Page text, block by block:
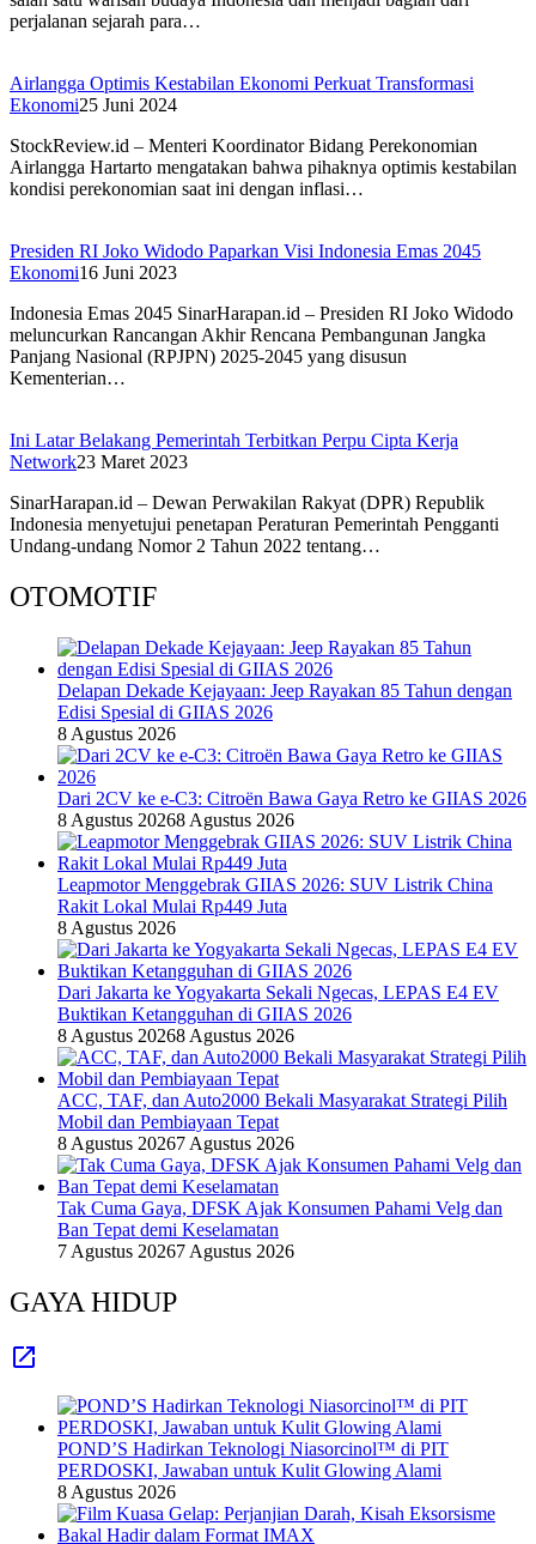
perjalanan sejarah para…
Airlangga Optimis Kestabilan Ekonomi Perkuat Transformasi
Ekonomi25 Juni 2024
StockReview.id – Menteri Koordinator Bidang Perekonomian
Airlangga Hartarto mengatakan bahwa pihaknya optimis kestabilan
kondisi perekonomian saat ini dengan inflasi…
Presiden RI Joko Widodo Paparkan Visi Indonesia Emas 2045
Ekonomi16 Juni 2023
Indonesia Emas 2045 SinarHarapan.id – Presiden RI Joko Widodo
meluncurkan Rancangan Akhir Rencana Pembangunan Jangka
Panjang Nasional (RPJPN) 2025-2045 yang disusun
Kementerian…
Ini Latar Belakang Pemerintah Terbitkan Perpu Cipta Kerja
Network23 Maret 2023
SinarHarapan.id – Dewan Perwakilan Rakyat (DPR) Republik
Indonesia menyetujui penetapan Peraturan Pemerintah Pengganti
Undang-undang Nomor 2 Tahun 2022 tentang…
OTOMOTIF
Delapan Dekade Kejayaan: Jeep Rayakan 85 Tahun dengan
Edisi Spesial di GIIAS 2026
8 Agustus 2026
Dari 2CV ke e-C3: Citroën Bawa Gaya Retro ke GIIAS 2026
8 Agustus 20268 Agustus 2026
Leapmotor Menggebrak GIIAS 2026: SUV Listrik China
Rakit Lokal Mulai Rp449 Juta
8 Agustus 2026
Dari Jakarta ke Yogyakarta Sekali Ngecas, LEPAS E4 EV
Buktikan Ketangguhan di GIIAS 2026
8 Agustus 20268 Agustus 2026
ACC, TAF, dan Auto2000 Bekali Masyarakat Strategi Pilih
Mobil dan Pembiayaan Tepat
8 Agustus 20267 Agustus 2026
Tak Cuma Gaya, DFSK Ajak Konsumen Pahami Velg dan
Ban Tepat demi Keselamatan
7 Agustus 20267 Agustus 2026
GAYA HIDUP
POND’S Hadirkan Teknologi Niasorcinol™ di PIT
PERDOSKI, Jawaban untuk Kulit Glowing Alami
8 Agustus 2026